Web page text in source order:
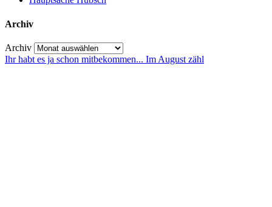
Archiv
Archiv
Ihr habt es ja schon mitbekommen... Im August zähl